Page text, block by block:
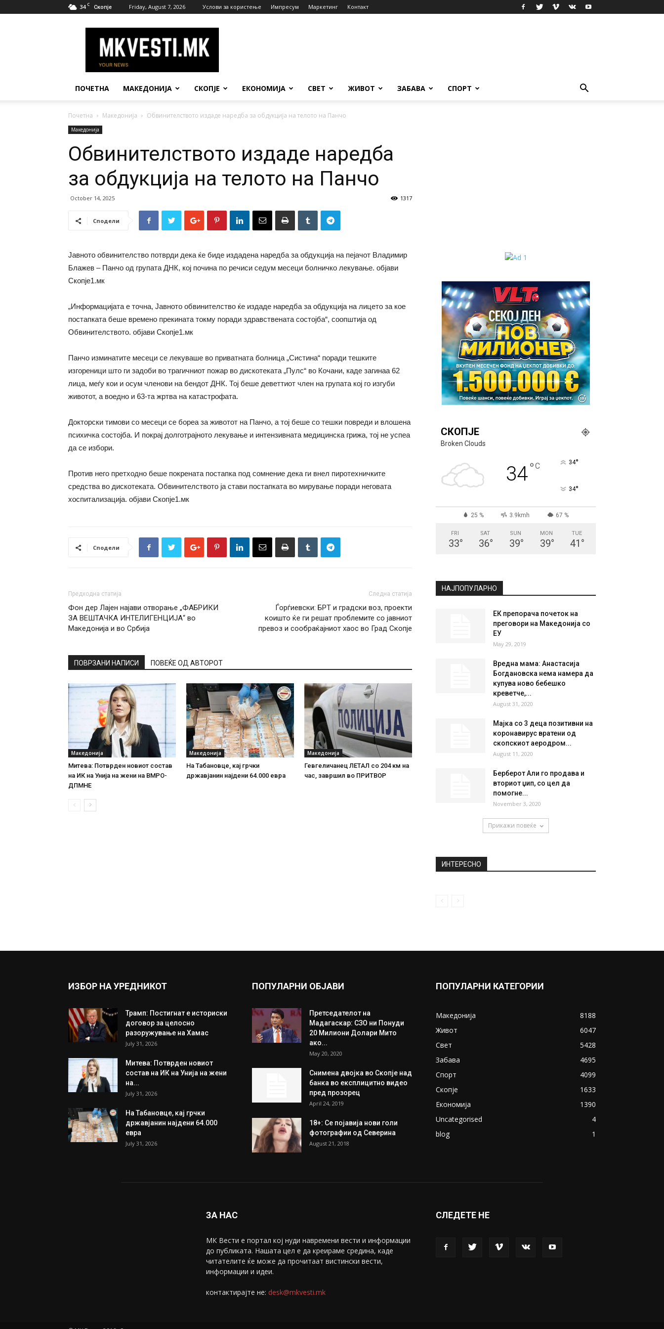
34 C Скопје Friday, August 7, 2026 Услови за користење Импресум Маркетинг Контакт
Вести
ПОЧЕТНА МАКЕДОНИЈА СКОПЈЕ ЕКОНОМИЈА СВЕТ ЖИВОТ ЗАБАВА СПОРТ
Почетна Македонија Обвинителството издаде наредба за обдукција на телото на Панчо
Македонија
Обвинителството издаде наредба
за обдукција на телото на Панчо
October 14, 2025 1317
Сподели
Јавното обвинителство потврди дека ќе биде издадена наредба за обдукција на пејачот Владимир
Блажев – Панчо од групата ДНК, кој почина по речиси седум месеци болничко лекување. објави
Скопје1.мк
„Информацијата е точна, Јавното обвинителство ќе издаде наредба за обдукција на лицето за кое
постапката беше времено прекината токму поради здравствената состојба“, соопштија од
Обвинителството. објави Скопје1.мк
Панчо изминатите месеци се лекуваше во приватната болница „Систина“ поради тешките
изгореници што ги задоби во трагичниот пожар во дискотеката „Пулс“ во Кочани, каде загинаа 62
лица, меѓу кои и осум членови на бендот ДНК. Тој беше деветтиот член на групата кој го изгуби
животот, а воедно и 63-та жртва на катастрофата.
Докторски тимови со месеци се бореа за животот на Панчо, а тој беше со тешки повреди и влошена
психичка состојба. И покрај долготрајното лекување и интензивната медицинска грижа, тој не успеа
да се избори.
Против него претходно беше покрената постапка под сомнение дека ги внел пиротехничките
средства во дискотеката. Обвинителството ја стави постапката во мирување поради неговата
хоспитализација. објави Скопје1.мк
Сподели
Предходна статија
Фон дер Лајен најави отворање „ФАБРИКИ
ЗА ВЕШТАЧКА ИНТЕЛИГЕНЦИЈА“ во
Македонија и во Србија
Следна статија
Ѓорѓиевски: БРТ и градски воз, проекти
коишто ќе ги решат проблемите со јавниот
превоз и сообраќајниот хаос во Град Скопје
ПОВРЗАНИ НАПИСИ ПОВЕЌЕ ОД АВТОРОТ
Македонија
Митева: Потврден новиот состав
на ИК на Унија на жени на ВМРО-
ДПМНЕ
Македонија
На Табановце, кај грчки
државјанин најдени 64.000 евра
Македонија
Гевгеличанец ЛЕТАЛ со 204 км на
час, завршил во ПРИТВОР
СКОПЈЕ
Broken Clouds
34°C 34°
34°
25 % 3.9kmh 67 %
FRI
33°
SAT
36°
SUN
39°
MON
39°
TUE
41 °
НАЈПОПУЛАРНО
ЕК препорача почеток на
преговори на Македонија со
ЕУ
May 29, 2019
Вредна мама: Анастасија
Богдановска нема намера да
купува ново бебешко
креветче,...
August 31, 2020
Мајка со 3 деца позитивни на
коронавирус вратени од
скопскиот аеродром...
August 11, 2020
Берберот Али го продава и
вториот џип, со цел да
помогне...
November 3, 2020
Прикажи повеќе
ИНТЕРЕСНО
ИЗБОР НА УРЕДНИКОТ
Трамп: Постигнат е историски
договор за целосно
разоружување на Хамас
July 31, 2026
Митева: Потврден новиот
состав на ИК на Унија на жени
на...
July 31, 2026
На Табановце, кај грчки
државјанин најдени 64.000
евра
July 31, 2026
ПОПУЛАРНИ ОБЈАВИ
Претседателот на
Мадагаскар: СЗО ни Понуди
20 Милиони Долари Мито
ако...
May 20, 2020
Снимена двојка во Скопје над
банка во експлицитно видео
пред прозорец
April 24, 2019
18+: Се појавија нови голи
фотографии од Северина
August 21, 2018
ПОПУЛАРНИ КАТЕГОРИИ
Македонија
8188
Живот
6047
Свет
5428
Забава
4695
Спорт
4099
Скопје
1633
Економија
1390
Uncategorised
4
blog
1
ЗА НАС
МК Вести е портал коj нуди навремени вести и информации
до публиката. Нашата цел е да креираме средина, каде
читателите ќе може да прочитаат вистински вести,
информации и идеи.
контактирајте не: desk@mkvesti.mk
СЛЕДЕТЕ НЕ